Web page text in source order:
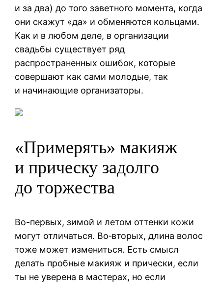
и за два) до того заветного момента, когда
они скажут «да» и обменяются кольцами.
Как и в любом деле, в организации
свадьбы существует ряд
распространенных ошибок, которые
совершают как сами молодые, так
и начинающие организаторы.
«Примерять» макияж
и прическу задолго
до торжества
Во-первых, зимой и летом оттенки кожи
могут отличаться. Во‑вторых, длина волос
тоже может измениться. Есть смысл
делать пробные макияж и прически, если
ты не уверена в мастерах, но если